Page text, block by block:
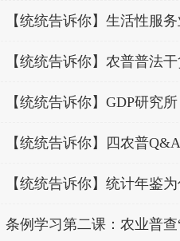
【统统告诉你】生活性服
【统统告诉你】GDP研究
【统统告诉你】四农普
【统统告诉你】统计年鉴
条例学习第二课：农业普